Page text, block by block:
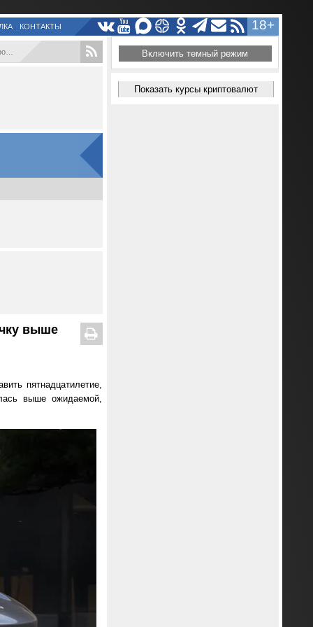
18+
КОНТАКТЫ
выше
пятнадцатилетие,
выше ожидаемой,
Включить темный режим
Показать курсы криптовалют